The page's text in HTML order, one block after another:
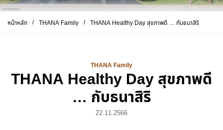
หน้าหลัก / THANA Family / THANA Healthy Day สุขภาพดี … กับธนาสิริ
THANA Family
THANA Healthy Day สุขภาพดี
… กับธนาสิริ
22.11.2566